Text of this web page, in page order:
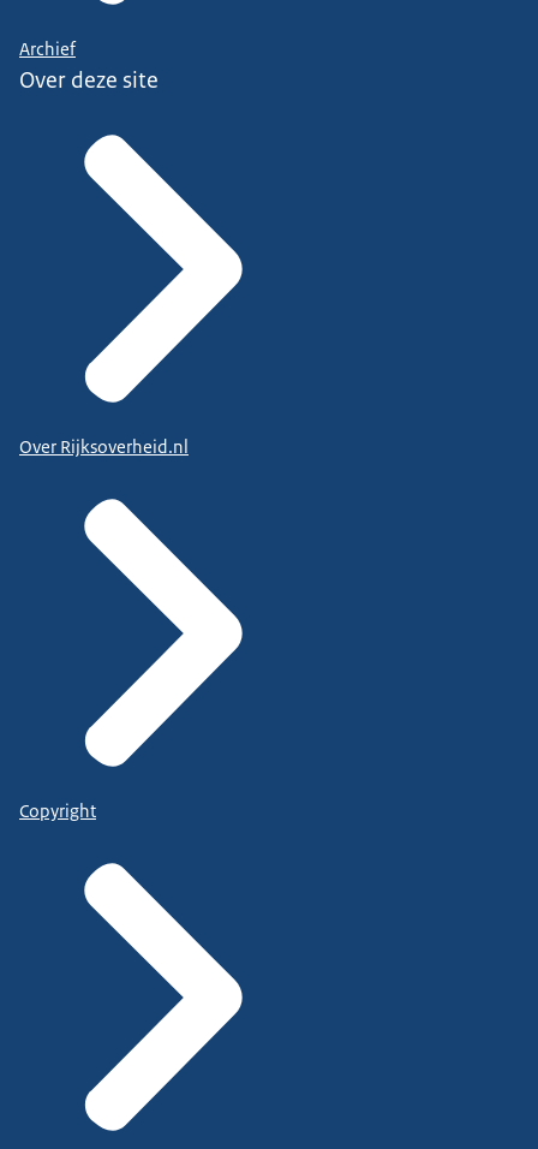
Archief
Over deze site
Over Rijksoverheid.nl
Copyright